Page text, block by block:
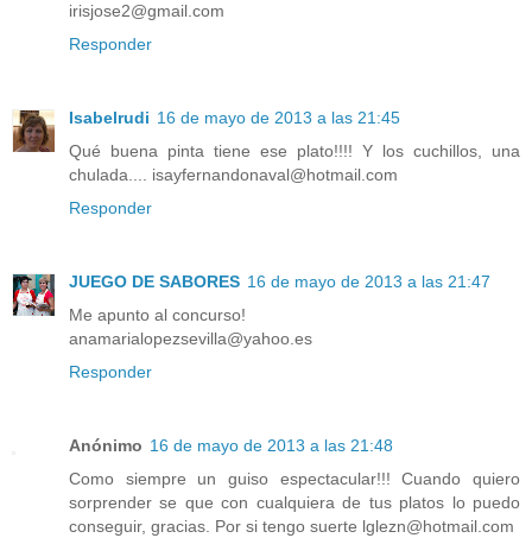
irisjose2@gmail.com
Responder
Isabelrudi 16 de mayo de 2013 a las 21:45
Qué buena pinta tiene ese plato!!!! Y los cuchillos, una
chulada.... isayfernandonaval@hotmail.com
Responder
JUEGO DE SABORES 16 de mayo de 2013 a las 21:47
Me apunto al concurso!
anamarialopezsevilla@yahoo.es
Responder
Anónimo 16 de mayo de 2013 a las 21:48
Como siempre un guiso espectacular!!! Cuando quiero
sorprender se que con cualquiera de tus platos lo puedo
conseguir, gracias. Por si tengo suerte lglezn@hotmail.com